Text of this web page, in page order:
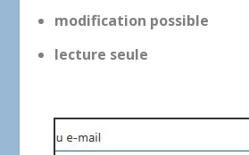
modification possible
lecture seule